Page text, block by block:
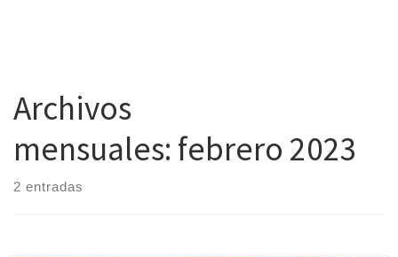
Archivos
mensuales: febrero 2023
2 entradas